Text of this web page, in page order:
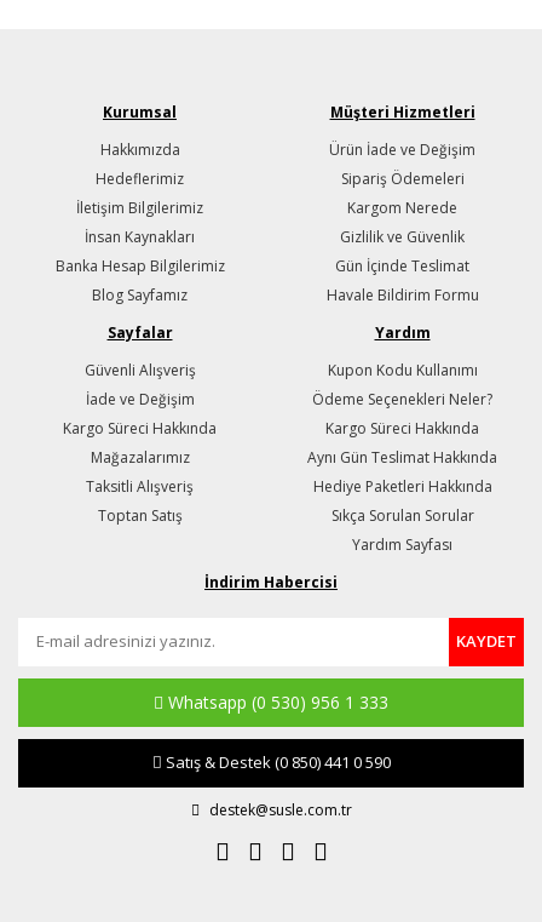
Kurumsal
Hakkımızda
Hedeflerimiz
İletişim Bilgilerimiz
İnsan Kaynakları
Banka Hesap Bilgilerimiz
Blog Sayfamız
Müşteri Hizmetleri
Ürün İade ve Değişim
Sipariş Ödemeleri
Kargom Nerede
Gizlilik ve Güvenlik
Gün İçinde Teslimat
Havale Bildirim Formu
Sayfalar
Güvenli Alışveriş
İade ve Değişim
Kargo Süreci Hakkında
Mağazalarımız
Taksitli Alışveriş
Toptan Satış
Yardım
Kupon Kodu Kullanımı
Ödeme Seçenekleri Neler?
Kargo Süreci Hakkında
Aynı Gün Teslimat Hakkında
Hediye Paketleri Hakkında
Sıkça Sorulan Sorular
Yardım Sayfası
İndirim Habercisi
KAYDET
Whatsapp (0 530) 956 1 333
Satış & Destek(0 850) 441 0 590
destek@susle.com.tr